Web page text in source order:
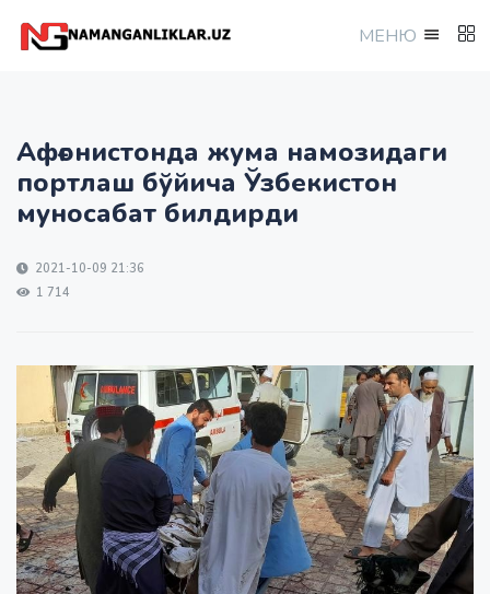
МEНЮ
Афғонистонда жума намозидаги
портлаш бўйича Ўзбекистон
муносабат билдирди
2021-10-09 21:36
1 714